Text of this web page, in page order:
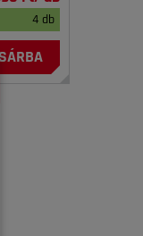
4 db